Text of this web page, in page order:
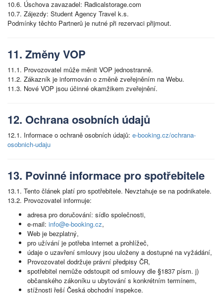
10.6. Úschova zavazadel: Radicalstorage.com
10.7. Zájezdy: Student Agency Travel k.s.
Podmínky těchto Partnerů je nutné při rezervaci přijmout.
11. Změny VOP
11.1. Provozovatel může měnit VOP jednostranně.
11.2. Zákazník je informován o změně zveřejněním na Webu.
11.3. Nové VOP jsou účinné okamžikem zveřejnění.
12. Ochrana osobních údajů
12.1. Informace o ochraně osobních údajů: e-booking.cz/ochrana-
osobnich-udaju
13. Povinné informace pro spotřebitele
13.1. Tento článek platí pro spotřebitele. Nevztahuje se na podnikatele.
13.2. Provozovatel informuje:
adresa pro doručování: sídlo společnosti,
e-mail: info@e-booking.cz,
Web je bezplatný,
pro užívání je potřeba internet a prohlížeč,
údaje o uzavření smlouvy jsou uloženy a dostupné na vyžádání,
Provozovatel dodržuje právní předpisy ČR,
spotřebitel nemůže odstoupit od smlouvy dle §1837 písm. j)
občanského zákoníku u ubytování s konkrétním termínem,
stížnosti řeší Česká obchodní inspekce.